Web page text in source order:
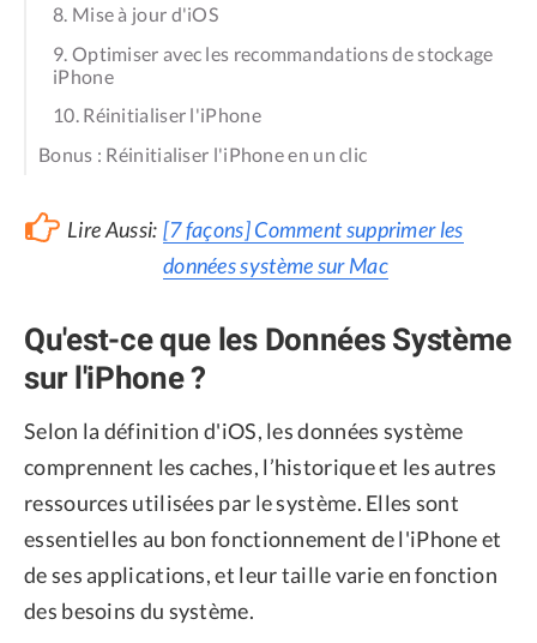
8. Mise à jour d'iOS
9. Optimiser avec les recommandations de stockage
iPhone
10. Réinitialiser l'iPhone
Bonus : Réinitialiser l'iPhone en un clic
Lire Aussi: [7 façons] Comment supprimer les
données système sur Mac
Qu'est-ce que les Données Système
sur l'iPhone ?
Selon la définition d'iOS, les données système
comprennent les caches, l’historique et les autres
ressources utilisées par le système. Elles sont
essentielles au bon fonctionnement de l'iPhone et
de ses applications, et leur taille varie en fonction
des besoins du système.